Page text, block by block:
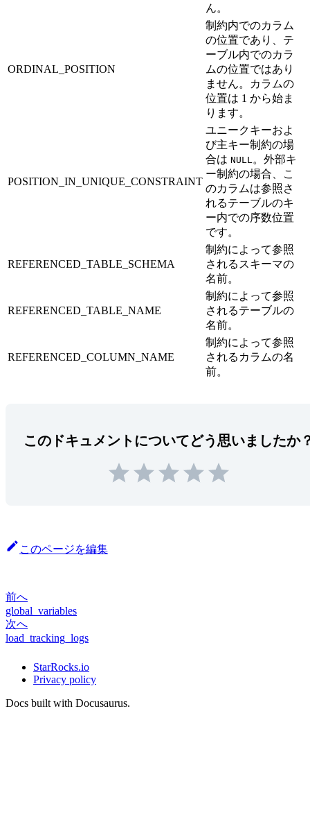
ん。
ORDINAL_POSITION
制約内でのカラム
の位置であり、テ
ーブル内でのカラ
ムの位置ではあり
ません。カラムの
位置は 1 から始ま
ります。
POSITION_IN_UNIQUE_CONSTRAINT
ユニークキーおよ
び主キー制約の場
合は NULL 。外部キ
ー制約の場合、こ
のカラムは参照さ
れるテーブルのキ
ー内での序数位置
です。
REFERENCED_TABLE_SCHEMA
制約によって参照
されるスキーマの
名前。
REFERENCED_TABLE_NAME
制約によって参照
されるテーブルの
名前。
REFERENCED_COLUMN_NAME
制約によって参照
されるカラムの名
前。
このドキュメントについてどう思いましたか
このページを編集
前へ
global_variables
次へ
load_tracking_logs
StarRocks.io
Privacy policy
Docs built with Docusaurus.